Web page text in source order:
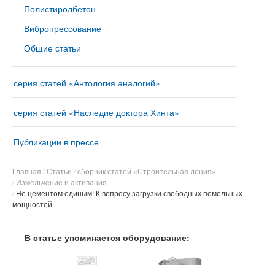
Полистиролбетон
Вибропрессование
Общие статьи
серия статей «Антология аналогий»
серия статей «Наследие доктора Хинта»
Публикации в прессе
Главная Статьи сборник статей «Строительная лоция»
Измельчение и активация
Не цементом единым! К вопросу загрузки свободных помольных
мощностей
В статье упоминается оборудование: